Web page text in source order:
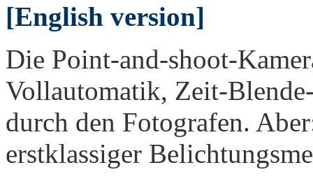
[English version]
Die Point-and-shoot-
Vollautomatik, Zeit-
durch den Fotografen.
erstklassiger